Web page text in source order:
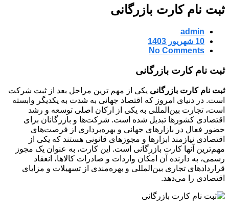
ثبت نام کارت بازرگانی
admin
10 شهریور 1403
No Comments
ثبت نام کارت بازرگانی
ثبت نام کارت بازرگانی یکی از مهم ترین مراحل بعد از ثبت شرکت
است. در دنیای امروز که اقتصاد جهانی به شدت به یکدیگر وابسته
است، تجارت بین‌المللی به یکی از ارکان اصلی توسعه و رشد
اقتصادی کشورها تبدیل شده است. شرکت‌ها و بازرگانان برای
حضور فعال در بازارهای جهانی و بهره‌برداری از فرصت‌های
اقتصادی نیازمند ابزارها و مجوزهای قانونی هستند که یکی از
مهم‌ترین آنها کارت بازرگانی است. این کارت، به عنوان یک مجوز
رسمی، به دارنده آن امکان واردات و صادرات کالاها، انعقاد
قراردادهای تجاری بین‌المللی و بهره‌مندی از تسهیلات و مزایای
اقتصادی را می‌دهد.